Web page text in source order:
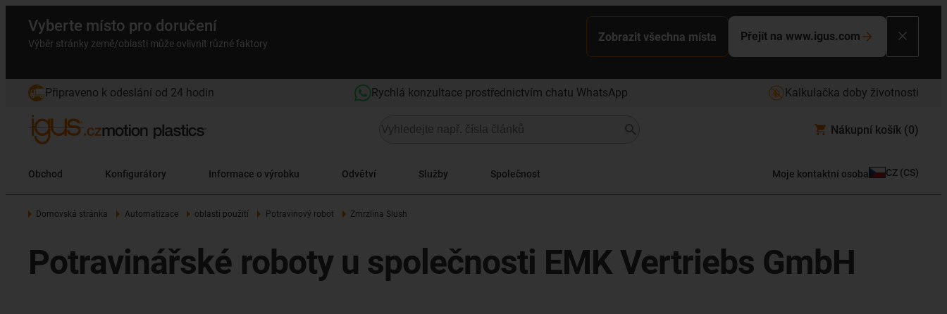
Vyberte místo pro doručení
Výběr stránky země/oblasti může ovlivnit různé faktory
Zobrazit všechna místa Přejít na www.igus.com
Připraveno k odeslání od 24 hodin Rychlá konzultace prostřednictvím chatu WhatsApp Kalkulačka doby životnosti
Nákupní košík (0)
Obchod Konfigurátory Informace o výrobku Odvětví Služby Společnost Moje kontaktní osoba CZ (CS)
Domovská stránka Automatizace oblasti použití Potravinový robot Zmrzlina Slush
Potravinářské roboty u společnosti EMK Vertriebs GmbH